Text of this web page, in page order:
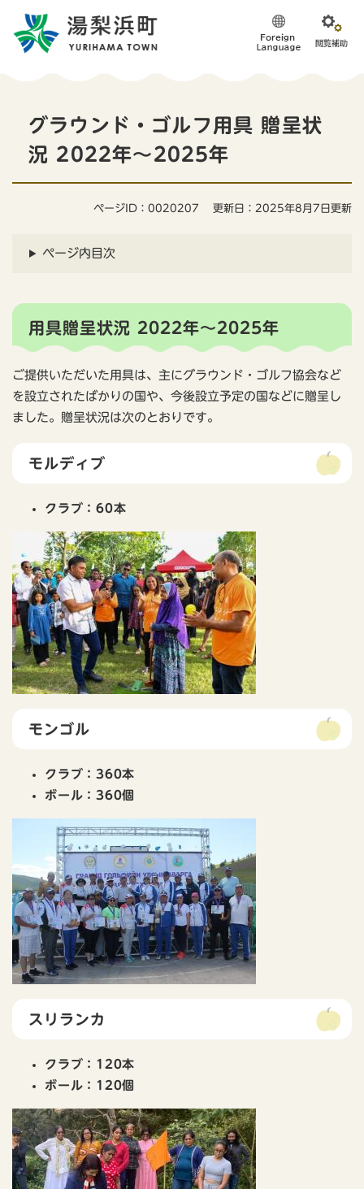
グラウンド・ゴルフ用具 贈呈状
況 2022年～2025年
ページID：0020207 更新日：2025年8月7日更新
ページ内目次
用具贈呈状況 2022年～2025年
ご提供いただいた用具は、主にグラウンド・ゴルフ協会など
を設立されたばかりの国や、今後設立予定の国などに贈呈し
ました。贈呈状況は次のとおりです。
モルディブ
クラブ：60本
モンゴル
クラブ：360本
ボール：360個
スリランカ
クラブ：120本
ボール：120個